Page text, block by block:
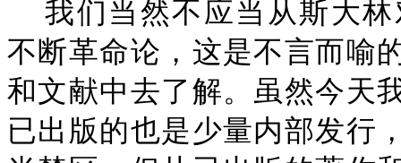
我们当然不应当从斯大
不断革命论，这是不言而喻
和文献中去了解。虽然今天
已出版的也是少量内部发行